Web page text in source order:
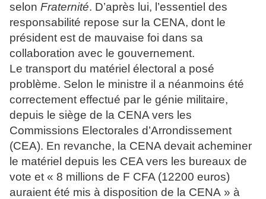
selon Fraternité. D’après lui, l’essentiel des
responsabilité repose sur la CENA, dont le
président est de mauvaise foi dans sa
collaboration avec le gouvernement.
Le transport du matériel électoral a posé
problème. Selon le ministre il a néanmoins été
correctement effectué par le génie militaire,
depuis le siège de la CENA vers les
Commissions Electorales d’Arrondissement
(CEA). En revanche, la CENA devait acheminer
le matériel depuis les CEA vers les bureaux de
vote et « 8 millions de F CFA (12200 euros)
auraient été mis à disposition de la CENA » à